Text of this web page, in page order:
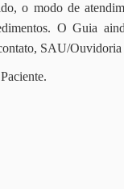
o modo de
O Guia
SAU/Ouvidoria